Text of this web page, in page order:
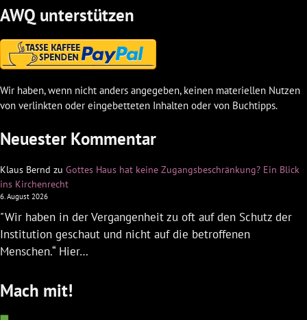
AWQ unterstützen
Wir haben, wenn nicht anders angegeben, keinen materiellen Nutzen
von verlinkten oder eingebetteten Inhalten oder von Buchtipps.
Neuester Kommentar
Klaus Bernd zu Gottes Haus hat keine Zugangsbeschränkung? Ein Blick
ins Kirchenrecht
6. August 2026
"Wir haben in der Vergangenheit zu oft auf den Schutz der
Institution geschaut und nicht auf die betroffenen
Menschen.“ Hier…
Mach mit!